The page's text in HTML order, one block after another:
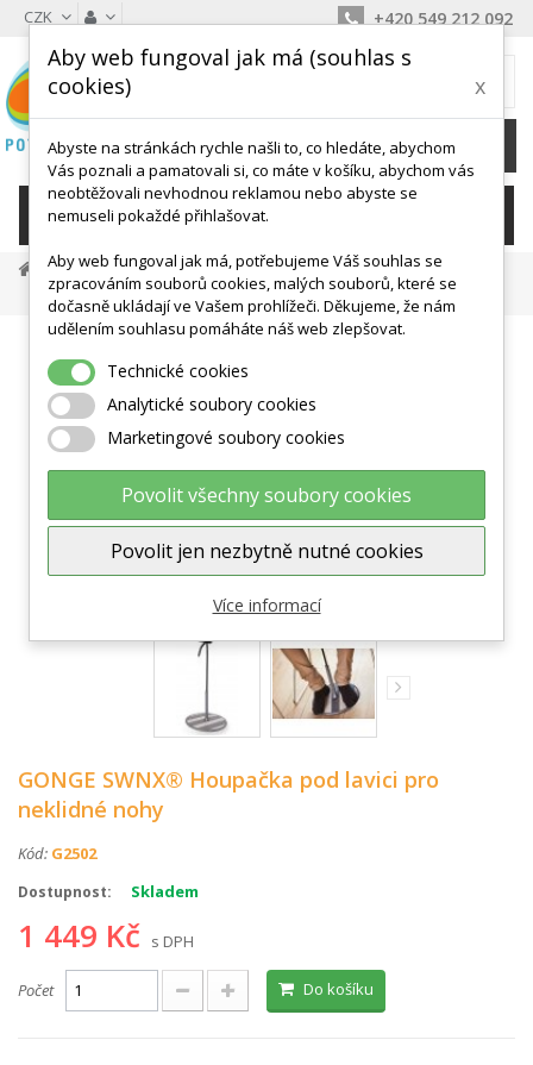
CZK +420 549 212 092
0 Kč
KATEGORIE
Masáž A Antistress
Relax A Antistress
GONGE SWNX® Houpačka Pod Lavici Pro Neklidné Nohy
Zobrazit větší
GONGE SWNX® Houpačka pod lavici pro
neklidné nohy
Kód: G2502
Dostupnost: Skladem
1 449 Kč s DPH
Počet Do košíku
Aby web fungoval jak má (souhlas s
cookies)
x
Abyste na stránkách rychle našli to, co hledáte, abychom
Vás poznali a pamatovali si, co máte v košíku, abychom vás
neobtěžovali nevhodnou reklamou nebo abyste se
nemuseli pokaždé přihlašovat.
Aby web fungoval jak má, potřebujeme Váš souhlas se
zpracováním souborů cookies, malých souborů, které se
dočasně ukládají ve Vašem prohlížeči. Děkujeme, že nám
udělením souhlasu pomáháte náš web zlepšovat.
Technické cookies
Analytické soubory cookies
Marketingové soubory cookies
Povolit všechny soubory cookies
Povolit jen nezbytně nutné cookies
Více informací